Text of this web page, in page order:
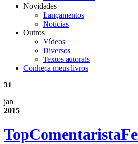
Novidades
Lançamentos
Notícias
Outros
Vídeos
Diversos
Textos autorais
Conheça meus livros
31
jan
2015